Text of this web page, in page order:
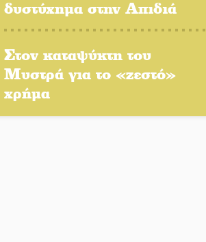
Χασισοφυτεία στην
Παλαιοπαναγιά ξεσκέπασε η
Μπαρόκ μελωδίες κάτω
δυστύχημα στην Απιδιά
Στον καταψύκτη του
Μυστρά για το «ζεστό»
χρήμα